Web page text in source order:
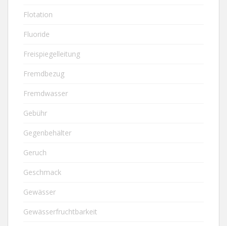
Flotation
Fluoride
Freispiegelleitung
Fremdbezug
Fremdwasser
Gebühr
Gegenbehälter
Geruch
Geschmack
Gewässer
Gewässerfruchtbarkeit